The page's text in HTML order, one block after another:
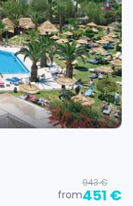
from
943 €
451 €